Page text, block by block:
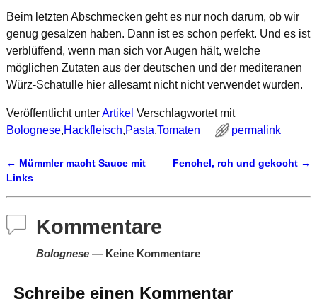
Beim letzten Abschmecken geht es nur noch darum, ob wir
genug gesalzen haben. Dann ist es schon perfekt. Und es ist
verblüffend, wenn man sich vor Augen hält, welche
möglichen Zutaten aus der deutschen und der mediteranen
Würz-Schatulle hier allesamt nicht nicht verwendet wurden.
Veröffentlicht unterArtikel Verschlagwortet mit
Bolognese,Hackfleisch,Pasta,Tomaten permalink
Artikelnavigation
← Mümmler macht Sauce mit
Links
Fenchel, roh und gekocht →
Kommentare
Bolognese— Keine Kommentare
Schreibe einen Kommentar